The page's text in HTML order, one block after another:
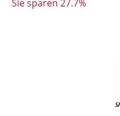
Sie sparen 27.7%